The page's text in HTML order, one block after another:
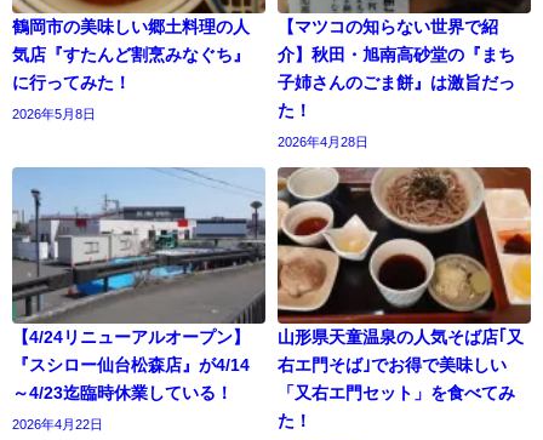
鶴岡市の美味しい郷土料理の人
気店『すたんど割烹みなぐち』
に行ってみた！
2026年5月8日
【マツコの知らない世界で紹
介】秋田・旭南高砂堂の『まち
子姉さんのごま餅』は激旨だっ
た！
2026年4月28日
【4/24リニューアルオープン】
『スシロー仙台松森店』が4/14
～4/23迄臨時休業している！
2026年4月22日
山形県天童温泉の人気そば店｢又
右エ門そば｣でお得で美味しい
「又右エ門セット」を食べてみ
た！